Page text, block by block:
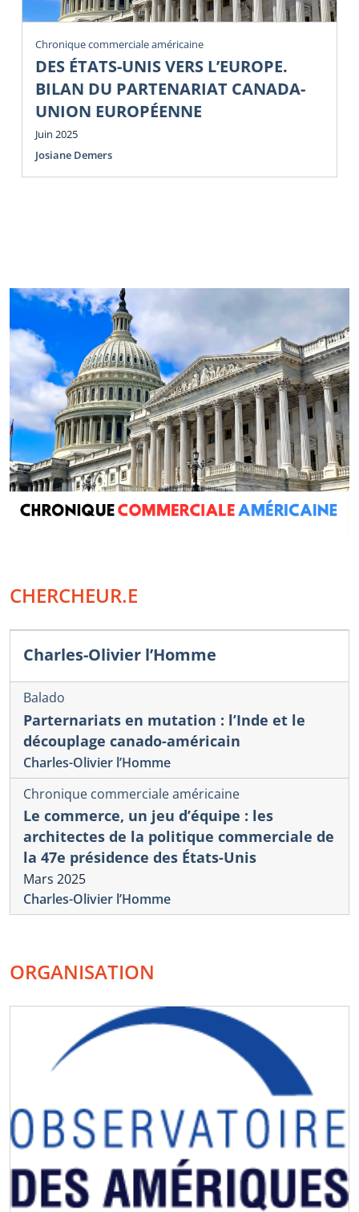
Chronique commerciale américaine
DES ÉTATS-UNIS VERS L’EUROPE.
BILAN DU PARTENARIAT CANADA-
UNION EUROPÉENNE
Juin 2025
Josiane Demers
CHERCHEUR.E
Charles-Olivier l’Homme
Balado
Parternariats en mutation : l’Inde et le
découplage canado-américain
Charles-Olivier l’Homme
Chronique commerciale américaine
Le commerce, un jeu d’équipe : les
architectes de la politique commerciale de
la 47e présidence des États-Unis
Mars 2025
Charles-Olivier l’Homme
ORGANISATION